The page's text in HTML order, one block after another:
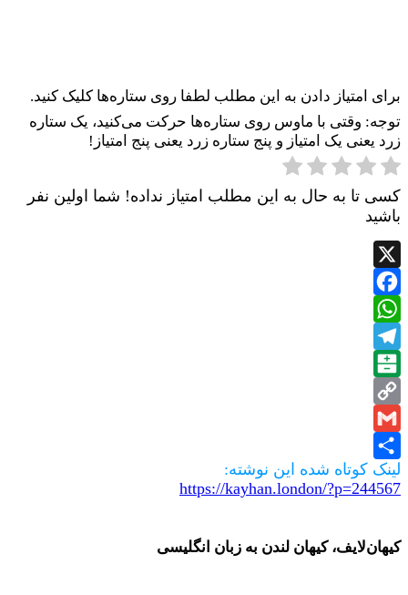
برای امتیاز دادن به این مطلب لطفا روی ستاره‌ها کلیک کنید.
توجه: وقتی با ماوس روی ستاره‌ها حرکت می‌کنید، یک ستاره
زرد یعنی یک امتیاز و پنج ستاره زرد یعنی پنج امتیاز!
کسی تا به حال به این مطلب امتیاز نداده! شما اولین نفر
باشید
X
Facebook
WhatsApp
Telegram
Balatarin
Copy
Link
Gmail
Share
لینک کوتاه شده این نوشته:
https://kayhan.london/?p=244567
کیهان‌لایف، کیهان لندن به زبان انگلیسی